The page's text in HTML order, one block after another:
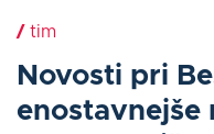
/ tim
Novosti pri
enostavnejše